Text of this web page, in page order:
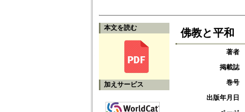
本文を読む
加えサービス
佛教と平和
著者
掲載誌
巻号
出版年月日